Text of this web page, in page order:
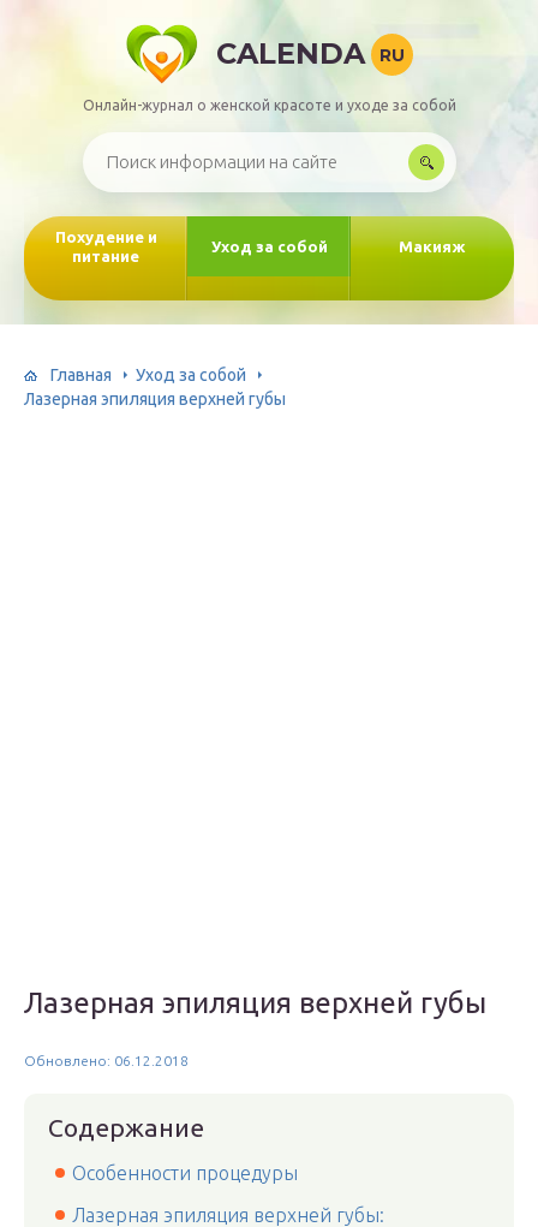
CALENDA RU
Онлайн-журнал о женской красоте и уходе за собой
Похудение и
питание
Уход за собой Макияж
Главная
Уход за собой
Лазерная эпиляция верхней губы
Лазерная эпиляция верхней губы
Обновлено: 06.12.2018
Содержание
Особенности процедуры
Лазерная эпиляция верхней губы: